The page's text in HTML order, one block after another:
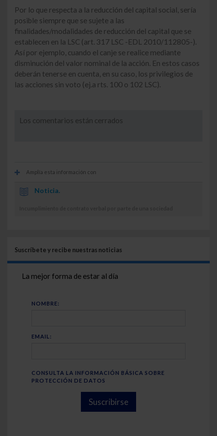
Por lo que respecta a la reducción del capital social, sería
posible siempre que se sujete a las
finalidades/modalidades de reducción del capital que se
establecen en la LSC (art. 317 LSC -EDL 2010/112805-).
Así por ejemplo, cuando el canje se realice mediante
disminución del valor nominal de la acción. En estos casos
deberán tenerse en cuenta, en su caso, los privilegios de
las acciones sin voto (ej.a rts. 100 o 102 LSC).
Los comentarios están cerrados
Amplía esta información con
Noticia.
Suscríbete y recibe nuestras noticias
La mejor forma de estar al día
NOMBRE:
EMAIL:
CONSULTA LA INFORMACIÓN BÁSICA SOBRE
PROTECCIÓN DE DATOS
Suscribirse